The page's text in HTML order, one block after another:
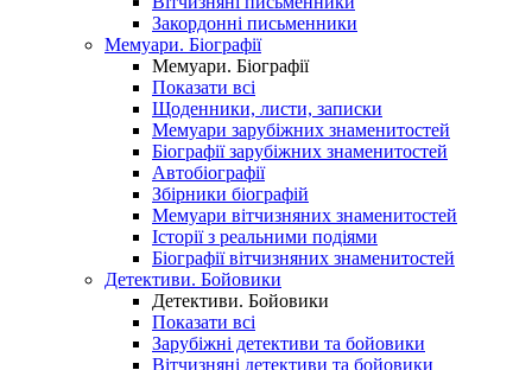
Закордонні письменники
Мемуари. Біографії
Мемуари. Біографії
Показати всі
Щоденники, листи, записки
Мемуари зарубіжних знаменитостей
Біографії зарубіжних знаменитостей
Автобіографії
Збірники біографій
Мемуари вітчизняних знаменитостей
Історії з реальними подіями
Біографії вітчизняних знаменитостей
Детективи. Бойовики
Детективи. Бойовики
Показати всі
Зарубіжні детективи та бойовики
Вітчизняні детективи та бойовики